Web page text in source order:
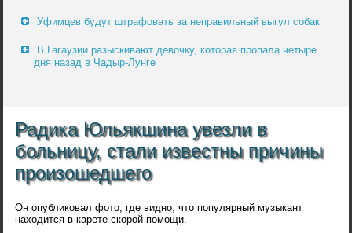
Уфимцев будут штрафовать за неправильный выгул собак
В Гагаузии разыскивают девочку, которая пропала четыре
дня назад в Чадыр-Лунге
Радика Юльякшина увезли в
больницу, стали известны причины
произошедшего
Он опубликовал фото, где видно, что популярный музыкант
находится в карете скорой помощи.